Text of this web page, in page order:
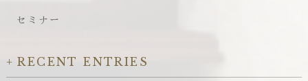
セミナー
RECENT ENTRIES